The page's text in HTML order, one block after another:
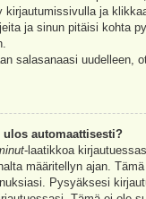
kirjautumissivulla ja
ja sinun pitäisi kohta
salasanaasi uudelleen,
automaattisesti?
-laatikkoa
määritellyn ajan.
Pysyäksesi